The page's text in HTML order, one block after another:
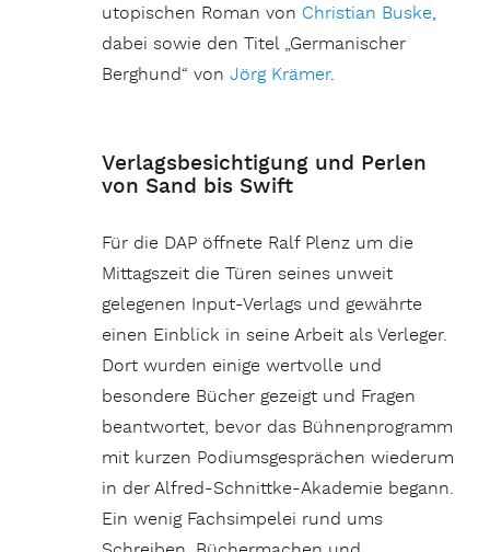
utopischen Roman von Christian Buske,
dabei sowie den Titel „Germanischer
Berghund“ vonJörg Krämer.
Verlagsbesichtigung und Perlen
von Sand bis Swift
Für die DAP öffnete Ralf Plenz um die
Mittagszeit die Türen seines unweit
gelegenen Input-Verlags und gewährte
einen Einblick in seine Arbeit als Verleger.
Dort wurden einige wertvolle und
besondere Bücher gezeigt und Fragen
beantwortet, bevor das Bühnenprogramm
mit kurzen Podiumsgesprächen wiederum
in der Alfred-Schnittke-Akademie begann.
Ein wenig Fachsimpelei rund ums